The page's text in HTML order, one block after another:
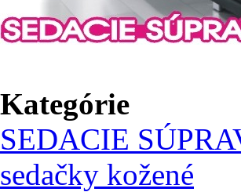
Kategórie
SEDACIE
sedačky kožené